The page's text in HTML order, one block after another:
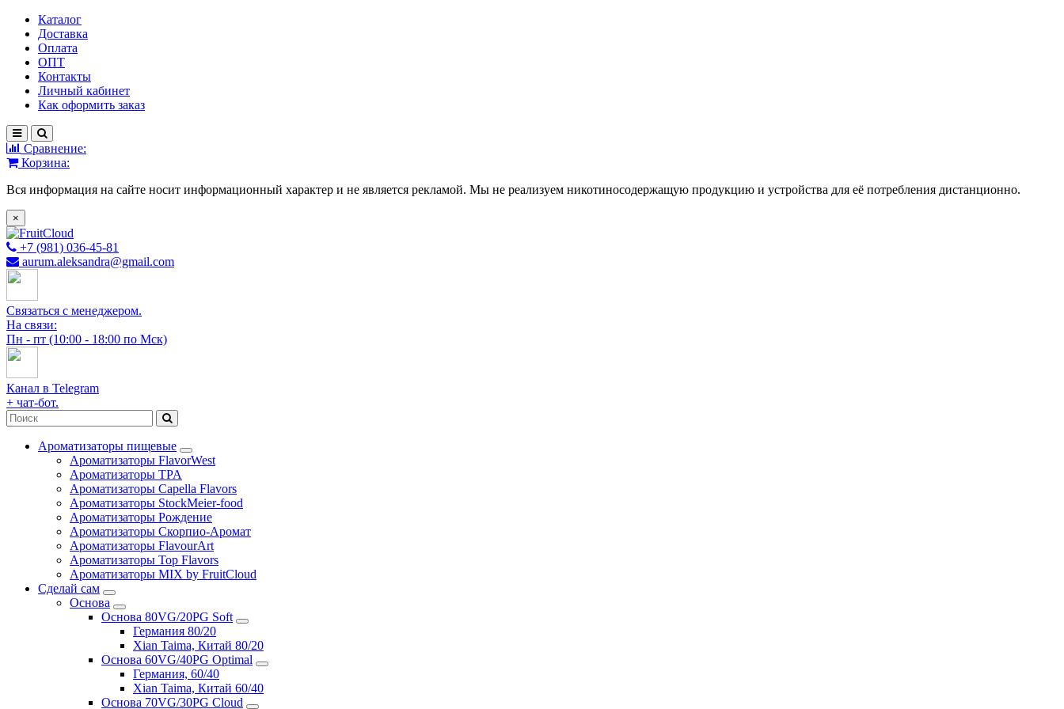
Каталог
Доставка
Оплата
ОПТ
Контакты
Личный кабинет
Как оформить заказ
Сравнение:
Корзина:
Вся информация на сайте носит информационный характер и не является рекламой. Мы не реализуем никотиносодержащую продукцию и устройства для её потребления дистанционно.
×
+7 (981) 036-45-81
aurum.aleksandra@gmail.com
Связаться с менеджером.
На связи:
Пн - пт (10:00 - 18:00 по Мск)
Канал в Telegram
+ чат-бот.
Ароматизаторы пищевые
Ароматизаторы FlavorWest
Ароматизаторы TPA
Ароматизаторы Capella Flavors
Ароматизаторы StockMeier-food
Ароматизаторы Рождение
Ароматизаторы Скорпио-Аромат
Ароматизаторы FlavourArt
Ароматизаторы Top Flavors
Ароматизаторы MIX by FruitCloud
Сделай сам
Основа
Основа 80VG/20PG Soft
Германия 80/20
Xian Taima, Китай 80/20
Основа 60VG/40PG Optimal
Германия, 60/40
Xian Taima, Китай 60/40
Основа 70VG/30PG Cloud